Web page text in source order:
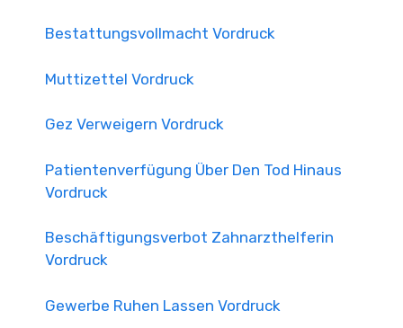
Bestattungsvollmacht Vordruck
Muttizettel Vordruck
Gez Verweigern Vordruck
Patientenverfügung Über Den Tod Hinaus
Vordruck
Beschäftigungsverbot Zahnarzthelferin
Vordruck
Gewerbe Ruhen Lassen Vordruck